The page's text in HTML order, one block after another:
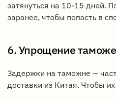
затянуться на 10-15 дней.
заранее, чтобы попасть в
6. Упрощение
Задержки на таможне —
доставки из Китая. Чтобы